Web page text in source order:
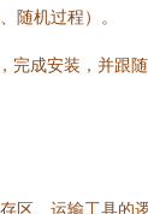
随机过程）。
成安装，并跟
区、运输工具的